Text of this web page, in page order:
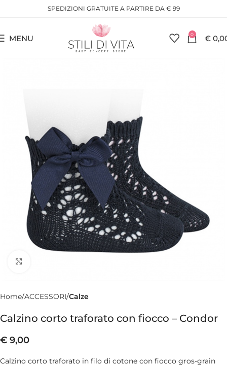
SPEDIZIONI GRATUITE A PARTIRE DA € 99
MENU 0 €
Home ACCESSORI Calze
Calzino corto traforato con fiocco – Condor
€ 9,00
Calzino corto traforato in filo di cotone con fiocco gros-grain